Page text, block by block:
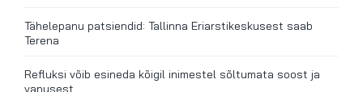
Tähelepanu patsiendid: Tallinna Eriarstikeskusest saab
Terena
Refluksi võib esineda kõigil inimestel sõltumata soost ja
vanusest